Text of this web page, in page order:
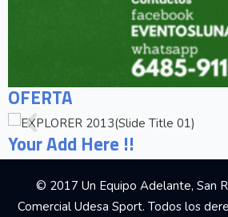
OFERTA